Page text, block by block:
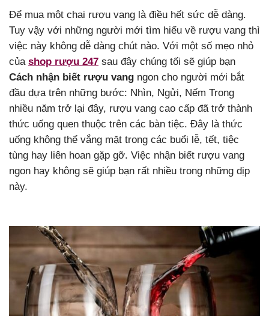
Để mua một chai rượu vang là điều hết sức dễ dàng.
Tuy vậy với những người mới tìm hiểu về rượu vang thì
việc này không dễ dàng chút nào. Với một số mẹo nhỏ
của shop rượu 247 sau đây chúng tối sẽ giúp bạn
Cách nhận biết rượu vang ngon cho người mới bắt
đầu dựa trên những bước: Nhìn, Ngửi, Nếm Trong
nhiều năm trở lại đây, rượu vang cao cấp đã trở thành
thức uống quen thuộc trên các bàn tiệc. Đây là thức
uống không thể vắng mặt trong các buổi lễ, tết, tiệc
tùng hay liên hoan gặp gỡ. Việc nhận biết rượu vang
ngon hay không sẽ giúp bạn rất nhiều trong những dịp
này.